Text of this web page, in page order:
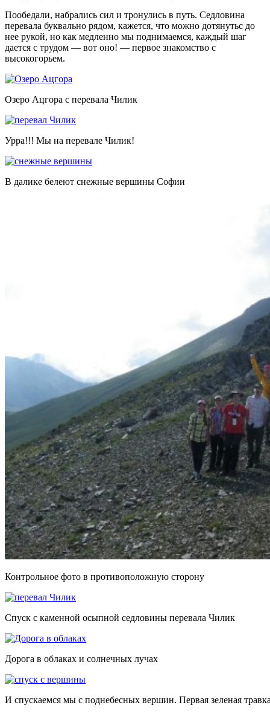
Пообедали, набрались сил и тронулись в путь. Седловина
перевала буквально рядом, кажется, что можно дотянутьс до
нее рукой, но как медленно мы поднимаемся, каждый шаг
дается с трудом — вот оно! — первое знакомство с
высокогорьем.
Озеро Ацгора с перевала Чилик
Урра!!! Мы на перевале Чилик!
В далике белеют снежные вершины Софии
Контрольное фото в противоположную сторону
Спуск с каменной осыпной седловины перевала Чилик
Дорога в облаках и солнечных лучах
И спускаемся мы с поднебесных вершин. Первая зеленая